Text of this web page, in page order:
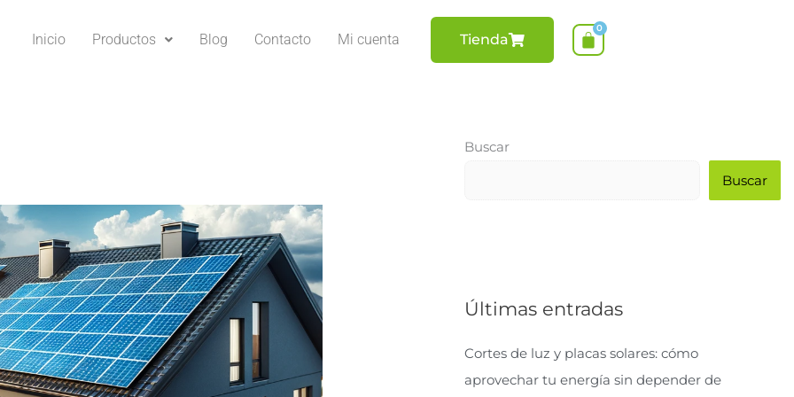
Inicio Productos Blog Contacto Mi cuenta Tienda
Buscar
Buscar
Últimas entradas
Cortes de luz y placas solares: cómo
aprovechar tu energía sin depender de